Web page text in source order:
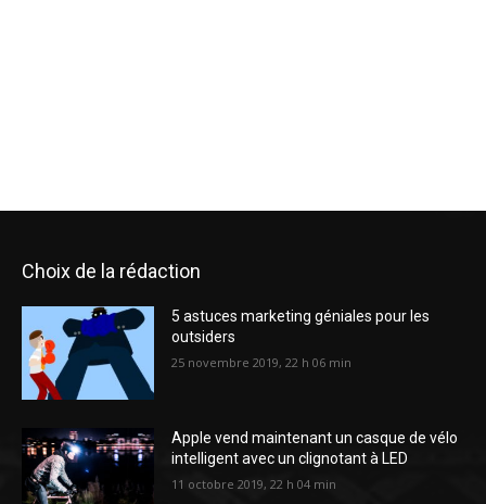
Choix de la rédaction
5 astuces marketing géniales pour les
outsiders
25 novembre 2019, 22 h 06 min
Apple vend maintenant un casque de vélo
intelligent avec un clignotant à LED
11 octobre 2019, 22 h 04 min